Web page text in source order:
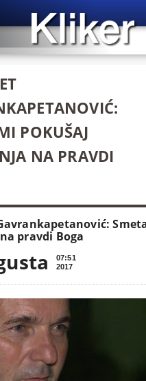
POKUŠAJ
NA PRAVDI
pravdi Boga
07:51
2017